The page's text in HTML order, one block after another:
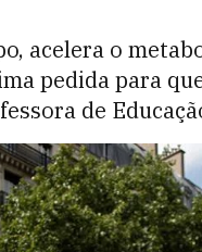
acelera o
pedida para
de